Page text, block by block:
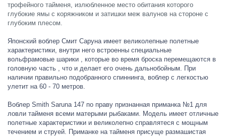
трофейного тайменя, излюбленное место обитания которого
глубокие ямы с коряжником и затишки меж валунов на стороне с
глубоким плесом.
Японский воблер Смит Саруна имеет великолепные полетные
характеристики, внутри него встроенны специальные
вольфрамовые шарики , которые во время броска перемещаются в
головную часть , что и делает его очень дальнобойным. При
наличии правильно подобранного спиннинга, воблер с легкостью
улетит на 60 - 70 метров.
Воблер Smith Saruna 147 по праву признанная приманка №1 для
ловли тайменя всеми матерыми рыбаками. Модель имеет отличные
полетные характеристики и великолепно справлятеся с мощным
течением и струей. Приманке на тайменя присуще размашистая